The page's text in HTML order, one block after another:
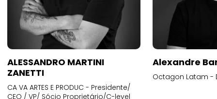
ALESSANDRO MARTINI
ZANETTI
CA VA ARTES E PRODUC - Presidente/
CEO / VP/ Sócio Proprietário/C-level
Alexandre
Octagon Latam -